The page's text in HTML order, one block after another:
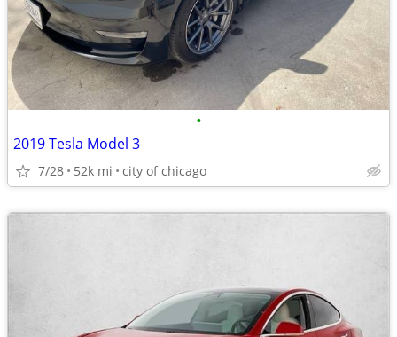
•
2019 Tesla Model 3
7/28 52k mi city of chicago